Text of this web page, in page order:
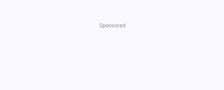
Sponsored